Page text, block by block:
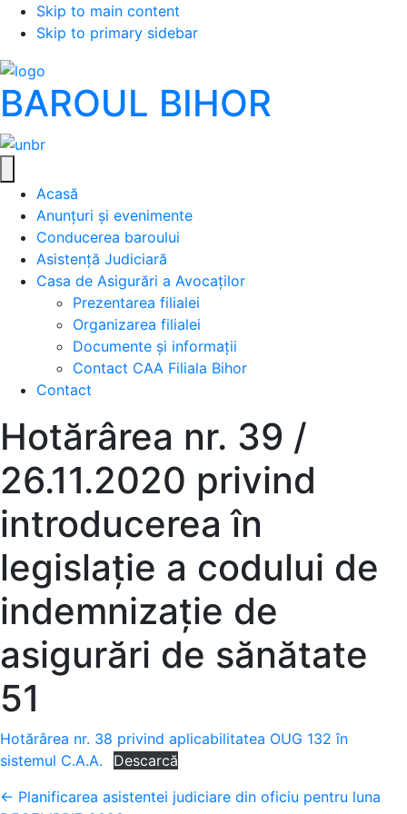
Skip to main content
Skip to primary sidebar
BAROUL BIHOR
Acasă
Anunțuri și evenimente
Conducerea baroului
Asistență Judiciară
Casa de Asigurări a Avocaților
Prezentarea filialei
Organizarea filialei
Documente și informații
Contact CAA Filiala Bihor
Contact
Hotărârea nr. 39 /
26.11.2020 privind
introducerea în
legislație a codului de
indemnizație de
asigurări de sănătate
51
Hotărârea nr. 38 privind aplicabilitatea OUG 132 în
sistemul C.A.A.
Descarcă
Posts
← Planificarea asistentei judiciare din oficiu pentru luna